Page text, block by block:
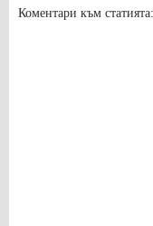
Коментари към